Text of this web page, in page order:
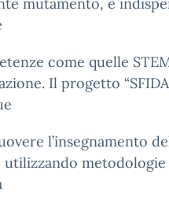
come quelle
Il progetto
l’insegnamento
utilizzando